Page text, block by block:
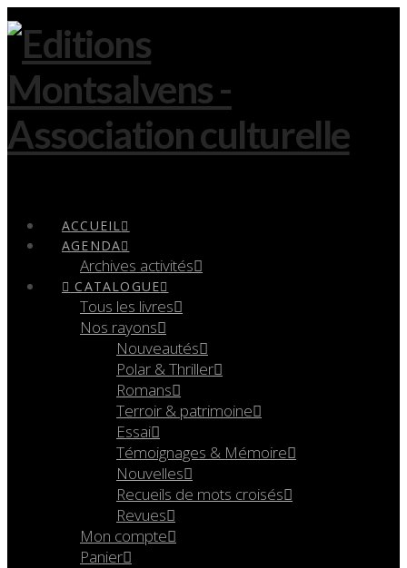
ACCUEIL
AGENDA
Archives activités
CATALOGUE
Tous les livres
Nos rayons
Nouveautés
Polar & Thriller
Romans
Terroir & patrimoine
Essai
Témoignages & Mémoire
Nouvelles
Recueils de mots croisés
Revues
Mon compte
Panier